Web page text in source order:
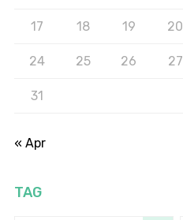
17 18 19 20
24 25 26 27
31
« Apr
TAG